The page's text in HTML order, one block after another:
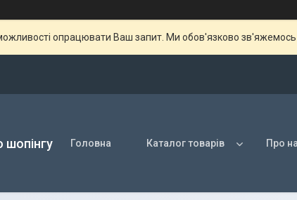
опрацювати Ваш запит. Ми обов'язково
шопінгу Головна Каталог товарів Про